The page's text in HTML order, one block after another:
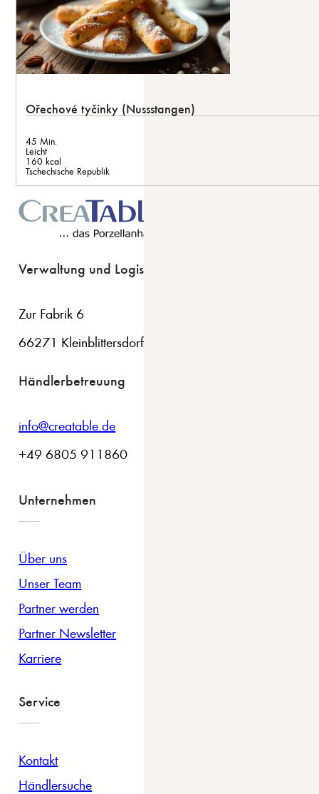
Ořechové tyčinky (Nussstangen)
45 Min.
Leicht
160 kcal
Tschechische Republik
Verwaltung und Logistik
Zur Fabrik 6
66271 Kleinblittersdorf
Händlerbetreuung
info@creatable.de
+49 6805 911860
Unternehmen
Über uns
Unser Team
Partner werden
Partner Newsletter
Karriere
Service
Kontakt
Händlersuche